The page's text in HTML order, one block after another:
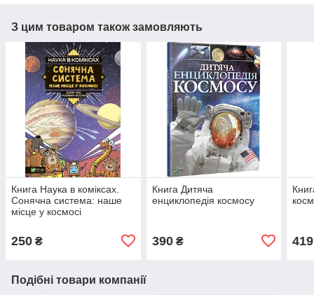
З цим товаром також замовляють
Книга Наука в коміксах.
Сонячна система: наше
місце у космосі
250 ₴
Книга Дитяча
енциклопедія космосу
390₴ 419
Подібні товари компанії